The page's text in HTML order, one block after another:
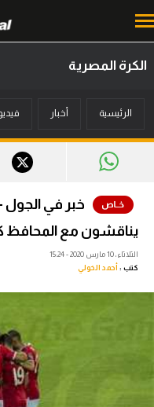
أخبار
ميركاتو
فانتازي في الجول
الكرة المصرية
الرئيسية أخبار
خبر في الجول
يناقشون مع المحافظ
الثلاثاء، 10 مارس 2020 - 15:24
كتب : أحمد الخولي